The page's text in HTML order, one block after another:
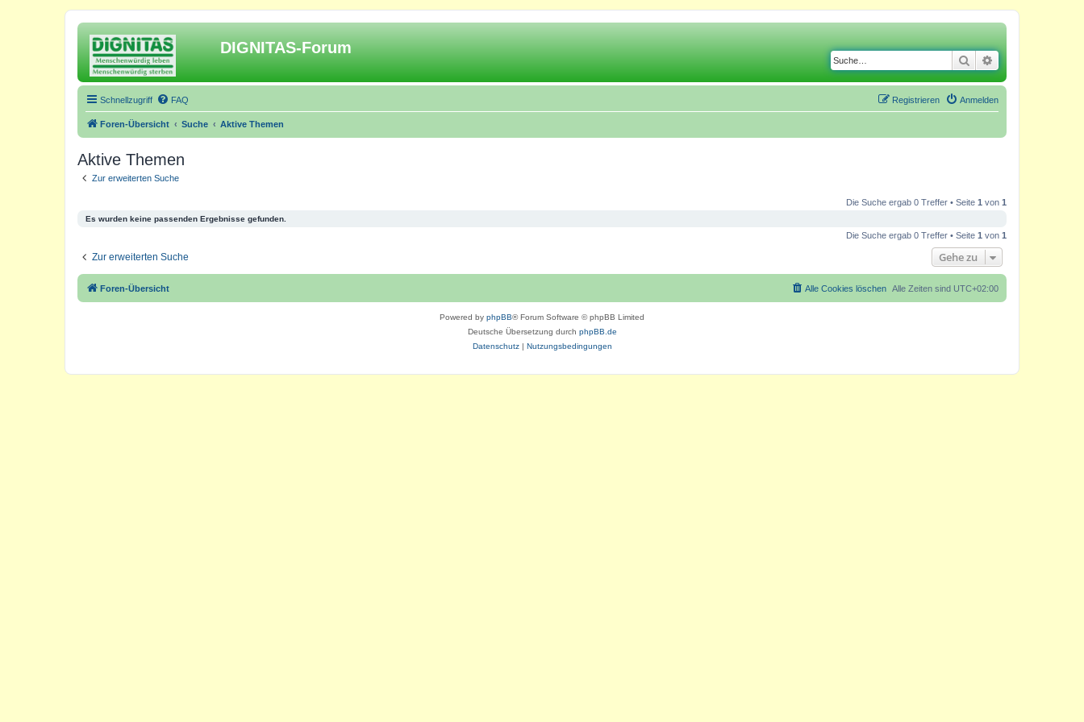
DIGNITAS-Forum
Suche
Schnellzugriff FAQ Anmelden
Registrieren
Foren-Übersicht Suche Aktive Themen
Aktive Themen
Zur erweiterten Suche
Die Suche ergab 0 Treffer • Seite 1 von 1
Es wurden keine passenden Ergebnisse gefunden.
Die Suche ergab 0 Treffer • Seite 1 von 1
Zur erweiterten Suche Gehe zu
Foren-Übersicht Alle Zeiten sind UTC+02:00
Alle Cookies löschen
Powered by phpBB® Forum Software © phpBB Limited
Deutsche Übersetzung durch phpBB.de
Datenschutz| Nutzungsbedingungen